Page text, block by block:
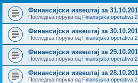
Финансијски извештај за
Последња порука од Finansijska operativa 2
Финансијски извештај за
Последња порука од Finansijska operativa 2
Финансијски извештај за
Последња порука од Finansijska operativa 2
Финансијски извештај за
Последња порука од Finansijska operativa 2